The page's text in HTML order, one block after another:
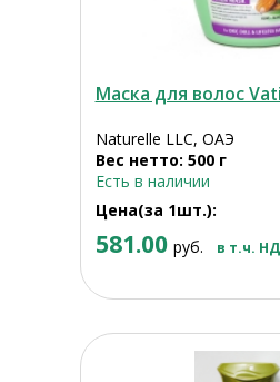
Маска для волос
Naturelle LLC, ОАЭ
Вес нетто: 500 г
Есть в наличии
Цена(за 1шт.):
581.00 руб. в т.ч.